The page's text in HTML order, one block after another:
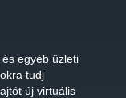
egyéb üzleti
tudj
új virtuális